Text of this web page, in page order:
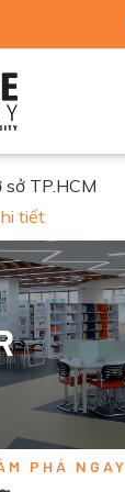
sở TP.HCM
tiết
PHÁ NGAY